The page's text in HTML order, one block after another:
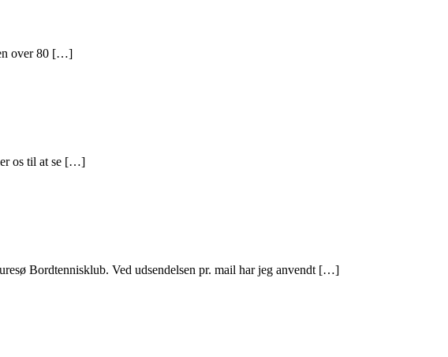
over 80 […]
os til at se […]
Bordtennisklub. Ved udsendelsen pr. mail har jeg anvendt […]